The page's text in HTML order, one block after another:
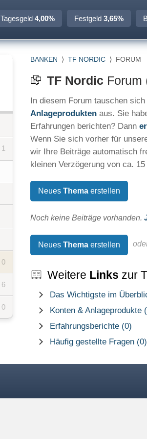
Tagesgeld 4,00% Festgeld 3,65%
1
0
6
0
BANKEN ⟩ TF NORDIC ⟩ FORUM
TF Nordic Forum
In diesem Forum tauschen
Anlageprodukten aus. Sie
Erfahrungen berichten? Dann
Wenn Sie sich vorher für
wir Ihre Beiträge automatisch
kleinen Verzögerung von ca.
Neues Thema erstellen
Noch keine Beiträge vorhanden.
Neues Thema erstellen
Weitere Links zur
Das Wichtigste im
Konten & Anlageprodukte
Erfahrungsberichte (0)
Häufig gestellte Fragen (0)